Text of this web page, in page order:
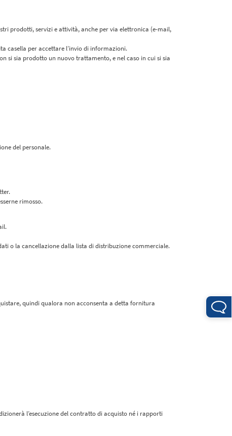
prodotti, servizi e attività, anche per via elettronica (e-mail,
casella per accettare l’invio di informazioni.
si sia prodotto un nuovo trattamento, e nel caso in cui si sia
del personale.
rimosso.
o la cancellazione dalla lista di distribuzione commerciale.
quindi qualora non acconsenta a detta fornitura
l’esecuzione del contratto di acquisto né i rapporti